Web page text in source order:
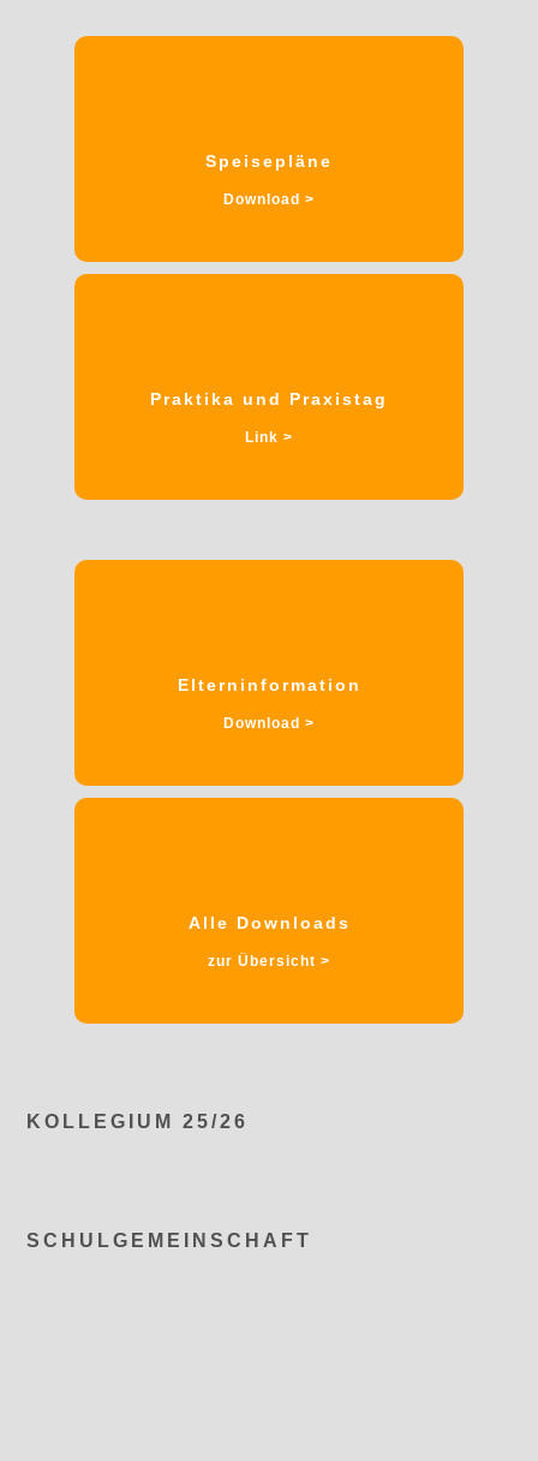
Speisepläne
Download >
Praktika und Praxistag
Link >
Elterninformation
Download >
Alle Downloads
zur Übersicht >
KOLLEGIUM 25/26
SCHULGEMEINSCHAFT